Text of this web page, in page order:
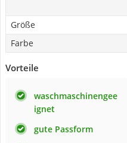
Größe
Farbe
Vorteile
waschmaschinengee
ignet
gute Passform